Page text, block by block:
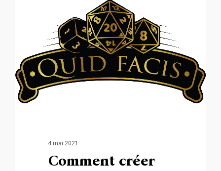
4 mai 2021
Comment créer
0